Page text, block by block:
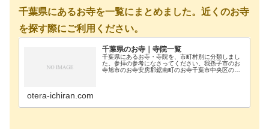
千葉県にあるお寺を一覧にまとめました。近くのお寺
を探す際にご利用ください。
千葉県のお寺｜寺院一覧
千葉県にあるお寺・寺院を、市町村別に分類しまし
た。参拝の参考になさってください。我孫子市のお
寺旭市のお寺安房郡鋸南町のお寺千葉市中央区のお
otera-ichiran.com